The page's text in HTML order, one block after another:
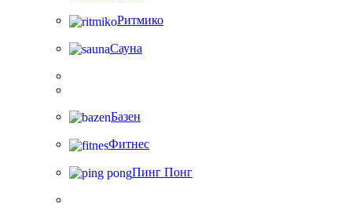
Ритмико
Сауна
Базен
Фитнес
Пинг Понг